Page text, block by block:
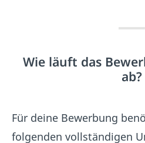
Wie läuft das
ab?
Für deine Bewerbung
folgenden vollständigen